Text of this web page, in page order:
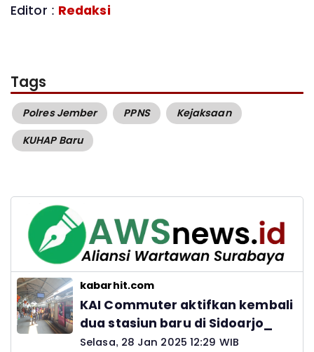
Editor : Redaksi
Tags
Polres Jember PPNS
Kejaksaan
KUHAP Baru
kabarhit.com
KAI Commuter aktifkan kembali
dua stasiun baru di Sidoarjo_
Selasa, 28 Jan 2025 12:29 WIB